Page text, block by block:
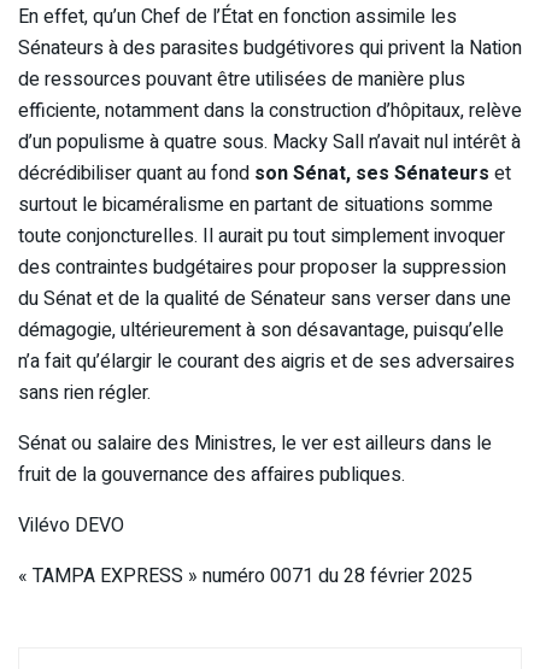
En effet, qu’un Chef de l’État en fonction assimile les
Sénateurs à des parasites budgétivores qui privent la Nation
de ressources pouvant être utilisées de manière plus
efficiente, notamment dans la construction d’hôpitaux, relève
d’un populisme à quatre sous. Macky Sall n’avait nul intérêt à
décrédibiliser quant au fond son Sénat, ses Sénateurs et
surtout le bicaméralisme en partant de situations somme
toute conjoncturelles. Il aurait pu tout simplement invoquer
des contraintes budgétaires pour proposer la suppression
du Sénat et de la qualité de Sénateur sans verser dans une
démagogie, ultérieurement à son désavantage, puisqu’elle
n’a fait qu’élargir le courant des aigris et de ses adversaires
sans rien régler.
Sénat ou salaire des Ministres, le ver est ailleurs dans le
fruit de la gouvernance des affaires publiques.
Vilévo DEVO
« TAMPA EXPRESS » numéro 0071 du 28 février 2025